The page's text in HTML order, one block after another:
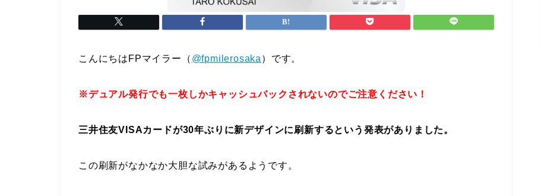
こんにちはFPマイラー（ @fpmilerosaka ）です。
※デュアル発行でも一枚しかキャッシュバックされないのでご注意ください！
三井住友VISAカードが30年ぶりに新デザインに刷新するという発表がありました。
この刷新がなかなか大胆な試みがあるようです。